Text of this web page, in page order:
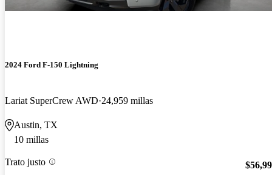
2024 Ford F-150 Lightning
Lariat SuperCrew AWD 24,959 millas
Austin, TX
10 millas
Trato justo